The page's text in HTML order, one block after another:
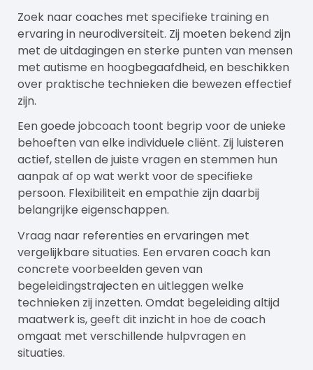
Zoek naar coaches met specifieke training en
ervaring in neurodiversiteit. Zij moeten bekend zijn
met de uitdagingen en sterke punten van mensen
met autisme en hoogbegaafdheid, en beschikken
over praktische technieken die bewezen effectief
zijn.
Een goede jobcoach toont begrip voor de unieke
behoeften van elke individuele cliënt. Zij luisteren
actief, stellen de juiste vragen en stemmen hun
aanpak af op wat werkt voor de specifieke
persoon. Flexibiliteit en empathie zijn daarbij
belangrijke eigenschappen.
Vraag naar referenties en ervaringen met
vergelijkbare situaties. Een ervaren coach kan
concrete voorbeelden geven van
begeleidingstrajecten en uitleggen welke
technieken zij inzetten. Omdat begeleiding altijd
maatwerk is, geeft dit inzicht in hoe de coach
omgaat met verschillende hulpvragen en
situaties.